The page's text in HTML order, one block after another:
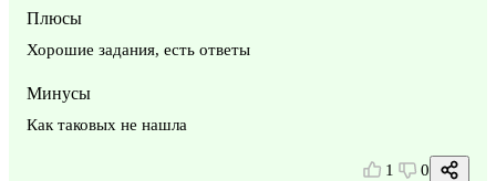
Плюсы
Хорошие задания, есть ответы
Минусы
Как таковых не нашла
1 0